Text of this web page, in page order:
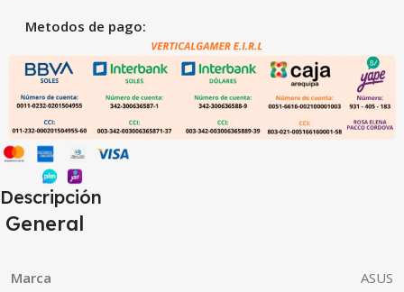
Metodos de pago:
Descripción
General
Marca ASUS